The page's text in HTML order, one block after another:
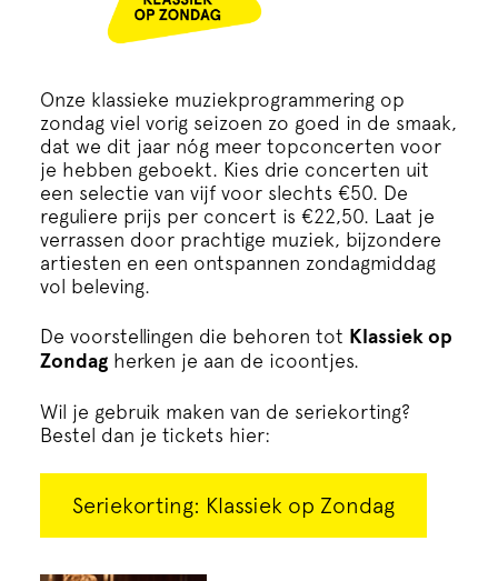
ECI Cultuurcafé
Over ons
Contact
Steun ons
Onze klassieke muziekprogrammering op
zondag viel vorig seizoen zo goed in de smaak,
dat we dit jaar nóg meer topconcerten voor
je hebben geboekt. Kies drie concerten uit
een selectie van vijf voor slechts €50. De
reguliere prijs per concert is €22,50. Laat je
verrassen door prachtige muziek, bijzondere
artiesten en een ontspannen zondagmiddag
vol beleving.
De voorstellingen die behoren tot Klassiek op
Zondag herken je aan de icoontjes.
Wil je gebruik maken van de seriekorting?
Bestel dan je tickets hier:
Seriekorting: Klassiek op Zondag